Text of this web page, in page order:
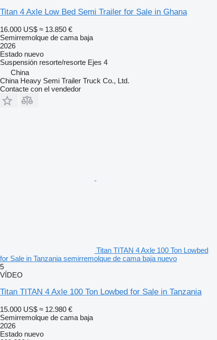
Titan 4 Axle Low Bed Semi Trailer for Sale in Ghana
16.000 US$ ≈ 13.850 €
Semirremolque de cama baja
2026
Estado nuevo
Suspensión resorte/resorte Ejes 4
China
China Heavy Semi Trailer Truck Co., Ltd.
Contacte con el vendedor
Titan TITAN 4 Axle 100 Ton Lowbed
for Sale in Tanzania semirremolque de cama baja nuevo
5
VÍDEO
Titan TITAN 4 Axle 100 Ton Lowbed for Sale in Tanzania
15.000 US$ ≈ 12.980 €
Semirremolque de cama baja
2026
Estado nuevo